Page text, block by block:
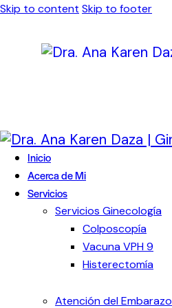
Skip to content Skip to footer
Inicio
Acerca de Mi
Servicios
Servicios Ginecología
Colposcopía
Vacuna VPH 9
Histerectomía
Atención del Embarazo